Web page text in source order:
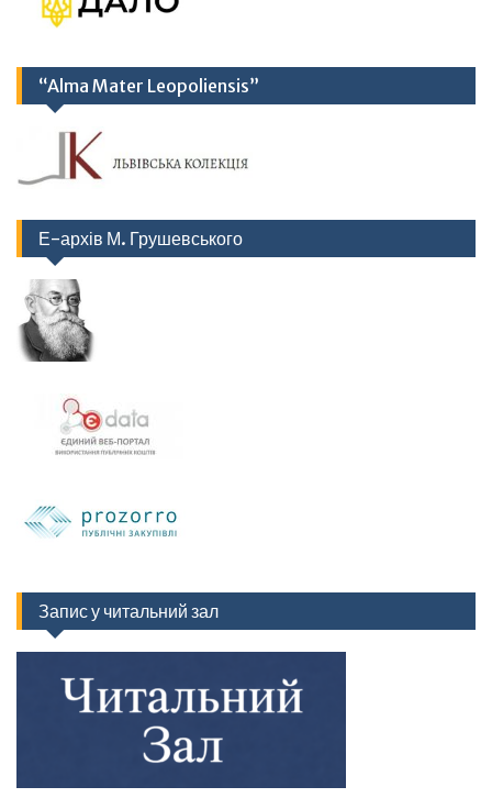
“Alma Mater Leopoliensis”
Е-архів М. Грушевського
Запис у читальний зал